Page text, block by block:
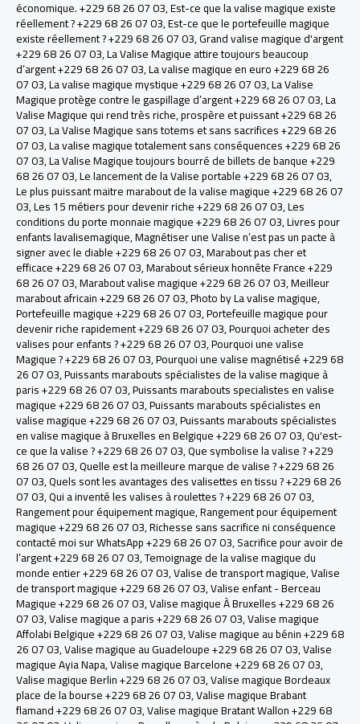
économique. +229 68 26 07 03,Est-ce que la valise magique existe
réellement ? +229 68 26 07 03,Est-ce que le portefeuille magique
existe réellement ? +229 68 26 07 03,Grand valise magique d'argent
+229 68 26 07 03,La Valise Magique attire toujours beaucoup
d’argent +229 68 26 07 03,La valise magique en euro +229 68 26
07 03,La valise magique mystique +229 68 26 07 03,La Valise
Magique protège contre le gaspillage d’argent +229 68 26 07 03,La
Valise Magique qui rend très riche, prospère et puissant +229 68 26
07 03,La Valise Magique sans totems et sans sacrifices +229 68 26
07 03,La valise magique totalement sans conséquences +229 68 26
07 03,La Valise Magique toujours bourré de billets de banque +229
68 26 07 03,Le lancement de la Valise portable +229 68 26 07 03,
Le plus puissant maitre marabout de la valise magique +229 68 26 07
03,Les 15 métiers pour devenir riche +229 68 26 07 03,Les
conditions du porte monnaie magique +229 68 26 07 03,Livres pour
enfants lavalisemagique,Magnétiser une Valise n’est pas un pacte à
signer avec le diable +229 68 26 07 03,Marabout pas cher et
efficace +229 68 26 07 03,Marabout sérieux honnête France +229
68 26 07 03,Marabout valise magique +229 68 26 07 03,Meilleur
marabout africain +229 68 26 07 03,Photo by La valise magique,
Portefeuille magique +229 68 26 07 03,Portefeuille magique pour
devenir riche rapidement +229 68 26 07 03,Pourquoi acheter des
valises pour enfants ? +229 68 26 07 03,Pourquoi une valise
Magique ? +229 68 26 07 03,Pourquoi une valise magnétisé +229 68
26 07 03,Puissants marabouts spécialistes de la valise magique à
paris +229 68 26 07 03,Puissants marabouts specialistes en valise
magique +229 68 26 07 03,Puissants marabouts spécialistes en
valise magique +229 68 26 07 03,Puissants marabouts spécialistes
en valise magique à Bruxelles en Belgique +229 68 26 07 03,Qu'est-
ce que la valise ? +229 68 26 07 03,Que symbolise la valise ? +229
68 26 07 03,Quelle est la meilleure marque de valise ? +229 68 26
07 03,Quels sont les avantages des valisettes en tissu ? +229 68 26
07 03,Qui a inventé les valises à roulettes ? +229 68 26 07 03,
Rangement pour équipement magique,Rangement pour équipement
magique +229 68 26 07 03,Richesse sans sacrifice ni conséquence
contacté moi sur WhatsApp +229 68 26 07 03,Sacrifice pour avoir de
l’argent +229 68 26 07 03,Temoignage de la valise magique du
monde entier +229 68 26 07 03,Valise de transport magique,Valise
de transport magique +229 68 26 07 03,Valise enfant - Berceau
Magique +229 68 26 07 03,Valise magique À Bruxelles +229 68 26
07 03,Valise magique a paris +229 68 26 07 03,Valise magique
Affolabi Belgique +229 68 26 07 03,Valise magique au bénin +229 68
26 07 03,Valise magique au Guadeloupe +229 68 26 07 03,Valise
magique Ayia Napa,Valise magique Barcelone +229 68 26 07 03,
Valise magique Berlin +229 68 26 07 03,Valise magique Bordeaux
place de la bourse +229 68 26 07 03,Valise magique Brabant
flamand +229 68 26 07 03,Valise magique Bratant Wallon +229 68